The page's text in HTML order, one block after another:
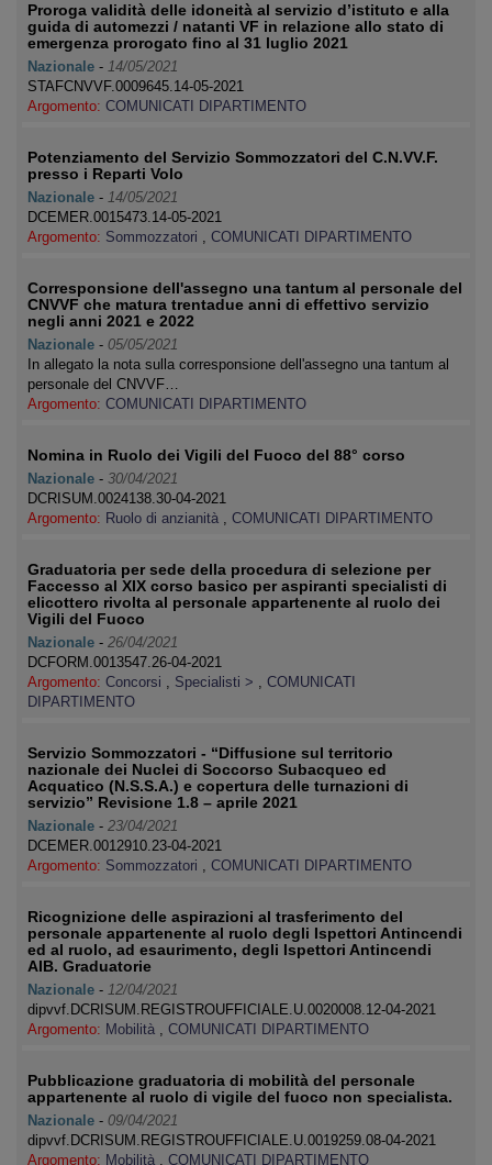
Proroga validità delle idoneità al servizio d’istituto e alla
guida di automezzi / natanti VF in relazione allo stato di
emergenza prorogato fino al 31 luglio 2021
Nazionale - 14/05/2021
STAFCNVVF.0009645.14-05-2021
Argomento: COMUNICATI DIPARTIMENTO
Potenziamento del Servizio Sommozzatori del C.N.VV.F.
presso i Reparti Volo
Nazionale - 14/05/2021
DCEMER.0015473.14-05-2021
Argomento: Sommozzatori , COMUNICATI DIPARTIMENTO
Corresponsione dell'assegno una tantum al personale del
CNVVF che matura trentadue anni di effettivo servizio
negli anni 2021 e 2022
Nazionale - 05/05/2021
In allegato la nota sulla corresponsione dell'assegno una tantum al
personale del CNVVF…
Argomento: COMUNICATI DIPARTIMENTO
Nomina in Ruolo dei Vigili del Fuoco del 88° corso
Nazionale - 30/04/2021
DCRISUM.0024138.30-04-2021
Argomento: Ruolo di anzianità , COMUNICATI DIPARTIMENTO
Graduatoria per sede della procedura di selezione per
Faccesso al XIX corso basico per aspiranti specialisti di
elicottero rivolta al personale appartenente al ruolo dei
Vigili del Fuoco
Nazionale - 26/04/2021
DCFORM.0013547.26-04-2021
Argomento: Concorsi , Specialisti > , COMUNICATI
DIPARTIMENTO
Servizio Sommozzatori - “Diffusione sul territorio
nazionale dei Nuclei di Soccorso Subacqueo ed
Acquatico (N.S.S.A.) e copertura delle turnazioni di
servizio” Revisione 1.8 – aprile 2021
Nazionale - 23/04/2021
DCEMER.0012910.23-04-2021
Argomento: Sommozzatori , COMUNICATI DIPARTIMENTO
Ricognizione delle aspirazioni al trasferimento del
personale appartenente al ruolo degli Ispettori Antincendi
ed al ruolo, ad esaurimento, degli Ispettori Antincendi
AIB. Graduatorie
Nazionale - 12/04/2021
dipvvf.DCRISUM.REGISTROUFFICIALE.U.0020008.12-04-2021
Argomento: Mobilità , COMUNICATI DIPARTIMENTO
Pubblicazione graduatoria di mobilità del personale
appartenente al ruolo di vigile del fuoco non specialista.
Nazionale - 09/04/2021
dipvvf.DCRISUM.REGISTROUFFICIALE.U.0019259.08-04-2021
Argomento: Mobilità , COMUNICATI DIPARTIMENTO